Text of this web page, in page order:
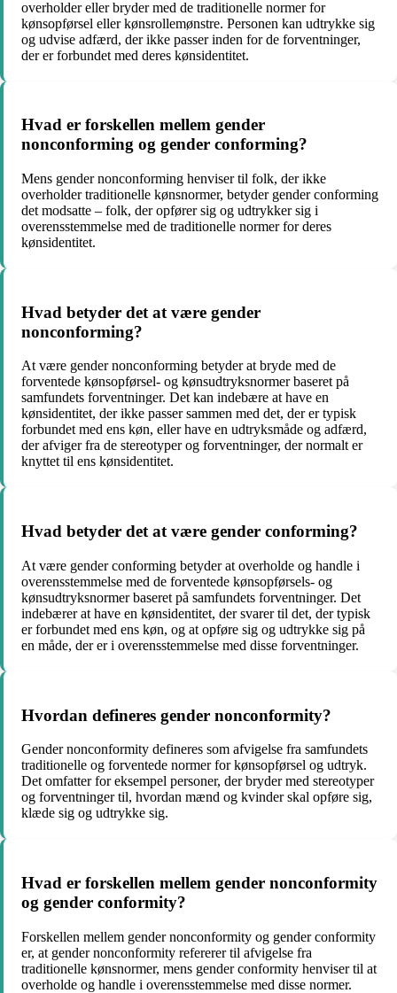
overholder eller bryder med de traditionelle normer for
kønsopførsel eller kønsrollemønstre. Personen kan udtrykke sig
og udvise adfærd, der ikke passer inden for de forventninger,
der er forbundet med deres kønsidentitet.
Hvad er forskellen mellem gender
nonconforming og gender conforming?
Mens gender nonconforming henviser til folk, der ikke
overholder traditionelle kønsnormer, betyder gender conforming
det modsatte – folk, der opfører sig og udtrykker sig i
overensstemmelse med de traditionelle normer for deres
kønsidentitet.
Hvad betyder det at være gender
nonconforming?
At være gender nonconforming betyder at bryde med de
forventede kønsopførsel- og kønsudtryksnormer baseret på
samfundets forventninger. Det kan indebære at have en
kønsidentitet, der ikke passer sammen med det, der er typisk
forbundet med ens køn, eller have en udtryksmåde og adfærd,
der afviger fra de stereotyper og forventninger, der normalt er
knyttet til ens kønsidentitet.
Hvad betyder det at være gender conforming?
At være gender conforming betyder at overholde og handle i
overensstemmelse med de forventede kønsopførsels- og
kønsudtryksnormer baseret på samfundets forventninger. Det
indebærer at have en kønsidentitet, der svarer til det, der typisk
er forbundet med ens køn, og at opføre sig og udtrykke sig på
en måde, der er i overensstemmelse med disse forventninger.
Hvordan defineres gender nonconformity?
Gender nonconformity defineres som afvigelse fra samfundets
traditionelle og forventede normer for kønsopførsel og udtryk.
Det omfatter for eksempel personer, der bryder med stereotyper
og forventninger til, hvordan mænd og kvinder skal opføre sig,
klæde sig og udtrykke sig.
Hvad er forskellen mellem gender nonconformity
og gender conformity?
Forskellen mellem gender nonconformity og gender conformity
er, at gender nonconformity refererer til afvigelse fra
traditionelle kønsnormer, mens gender conformity henviser til at
overholde og handle i overensstemmelse med disse normer.